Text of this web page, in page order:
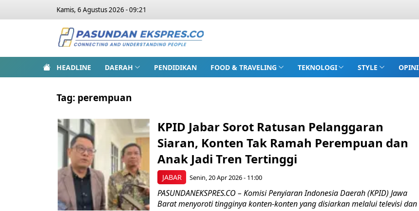
Kamis, 6 Agustus 2026 - 09:21
HEADLINE DAERAH PENDIDIKAN FOOD & TRAVELING TEKNOLOGI STYLE OPINI
Tag: perempuan
JABAR
KPID Jabar Sorot Ratusan Pelanggaran
Siaran, Konten Tak Ramah Perempuan dan
Anak Jadi Tren Tertinggi
Senin, 20 Apr 2026 - 11:00
PASUNDANEKSPRES.CO – Komisi Penyiaran Indonesia Daerah (KPID) Jawa
Barat menyoroti tingginya konten-konten yang disiarkan melalui televisi dan